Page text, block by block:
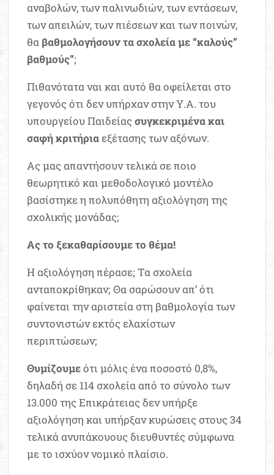
αναβολών, των παλινωδιών, των εντάσεων,
των απειλών, των πιέσεων και των ποινών,
θα βαθμολογήσουν τα σχολεία με “καλούς”
βαθμούς”;
Πιθανότατα ναι και αυτό θα οφείλεται στο
γεγονός ότι δεν υπήρχαν στην Υ.Α. του
υπουργείου Παιδείαςσυγκεκριμένα και
σαφή κριτήρια εξέτασης των αξόνων.
Ας μας απαντήσουν τελικά σε ποιο
θεωρητικό και μεθοδολογικό μοντέλο
βασίστηκε η πολυπόθητη αξιολόγηση της
σχολικής μονάδας;
Ας το ξεκαθαρίσουμε το θέμα!
Η αξιολόγηση πέρασε; Τα σχολεία
ανταποκρίθηκαν; Θα σαρώσουν απ’ ότι
φαίνεται την αριστεία στη βαθμολογία των
συντονιστών εκτός ελαχίστων
περιπτώσεων;
Θυμίζουμεότι μόλις ένα ποσοστό 0,8%,
δηλαδή σε 114 σχολεία από το σύνολο των
13.000 της Επικράτειας δεν υπήρξε
αξιολόγηση και υπήρξαν κυρώσεις στους 34
τελικά ανυπάκουους διευθυντές σύμφωνα
με το ισχύον νομικό πλαίσιο.